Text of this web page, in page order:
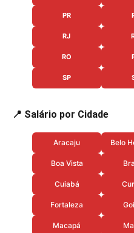
PR
RJ
RO
SP
📍 Salário por Cidade
Aracaju Belo
Boa Vista
Cuiabá
Fortaleza
Macapá